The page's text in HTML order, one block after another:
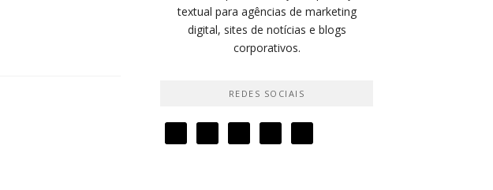
textual para agências de marketing
digital, sites de notícias e blogs
corporativos.
REDES SOCIAIS